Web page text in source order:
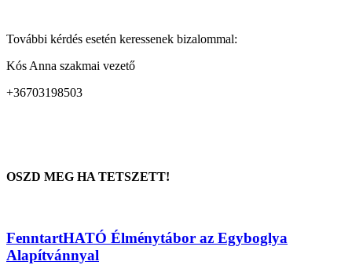
További kérdés esetén keressenek bizalommal:
Kós Anna szakmai vezető
+36703198503
OSZD MEG HA TETSZETT!
FenntartHATÓ Élménytábor az Egyboglya
Alapítvánnyal